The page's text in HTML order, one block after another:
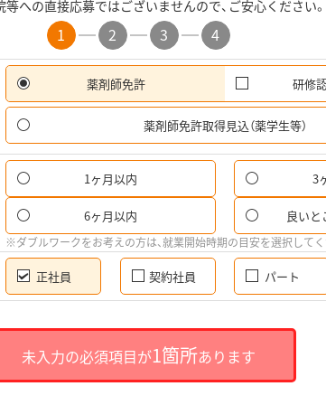
等への直接応募ではございませんので、ご安心ください。
1 2 3 4
薬剤師免許 研修
薬剤師免許取得見込（薬学生等）
1ヶ月以内 3
6ヶ月以内 良い
※ダブルワークをお考えの方は、就業開始時期の目安を選択して
正社員 契約社員 パート
未入力の必須項目が1箇所あります